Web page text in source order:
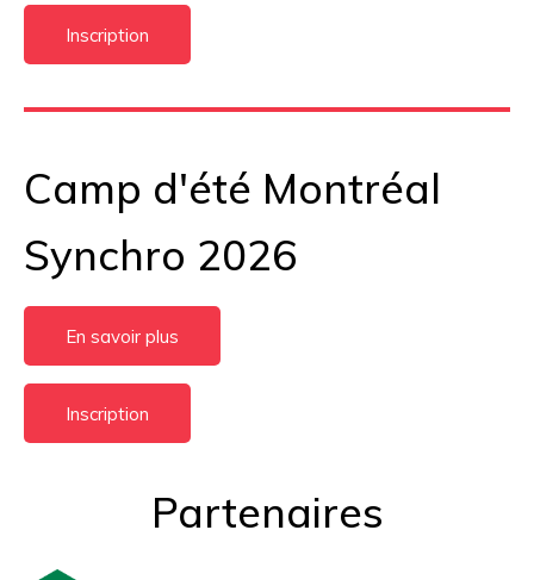
Inscription
Camp d'été Montréal
Synchro 2026
En savoir plus
Inscription
Partenaires